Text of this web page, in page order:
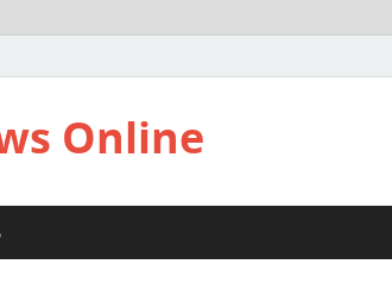
Online